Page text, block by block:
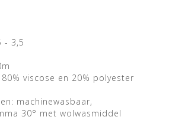
- 3,5
viscose en 20% polyester
machinewasbaar,
30° met wolwasmiddel